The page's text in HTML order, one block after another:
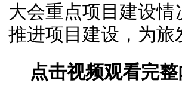
大会重点项目建设
推进项目建设，为
点击视频观看完